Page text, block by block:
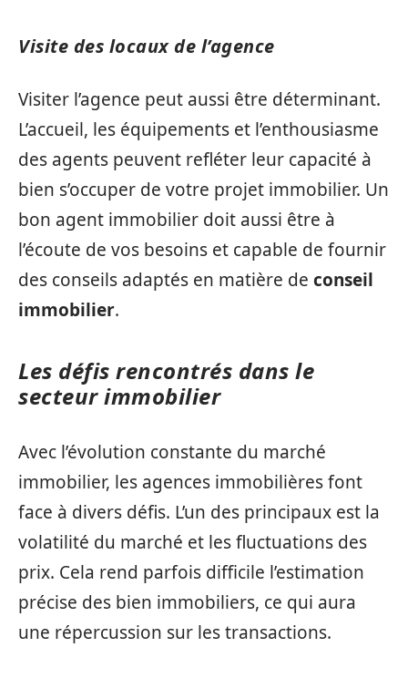
Visite des locaux de l’agence
Visiter l’agence peut aussi être déterminant.
L’accueil, les équipements et l’enthousiasme
des agents peuvent refléter leur capacité à
bien s’occuper de votre projet immobilier. Un
bon agent immobilier doit aussi être à
l’écoute de vos besoins et capable de fournir
des conseils adaptés en matière de conseil
immobilier.
Les défis rencontrés dans le
secteur immobilier
Avec l’évolution constante du marché
immobilier, les agences immobilières font
face à divers défis. L’un des principaux est la
volatilité du marché et les fluctuations des
prix. Cela rend parfois difficile l’estimation
précise des bien immobiliers, ce qui aura
une répercussion sur les transactions.